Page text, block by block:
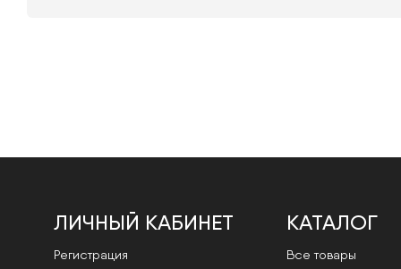
ЛИЧНЫЙ КАБИНЕТ
Регистрация
КАТАЛОГ
Все товары